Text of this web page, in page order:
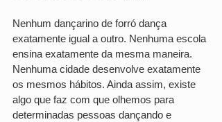
Nenhum dançarino de forró dança
exatamente igual a outro. Nenhuma escola
ensina exatamente da mesma maneira.
Nenhuma cidade desenvolve exatamente
os mesmos hábitos. Ainda assim, existe
algo que faz com que olhemos para
determinadas pessoas dançando e